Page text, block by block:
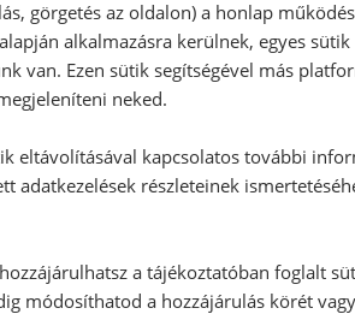
és 1-1 hengert (kb. 26
2 cm széles darabokat
adagonként kb. 45
a forró vízben. A
legalább 2-3 cm-re
megszórjuk, a
idő: kb. 14-16 perc
görgetés az oldalon) a honlap
alkalmazásra kerülnek, egyes
van. Ezen sütik segítségével más
neked.
eltávolításával kapcsolatos további
adatkezelések részleteinek
a tájékoztatóban foglalt
módosíthatod a hozzájárulás körét